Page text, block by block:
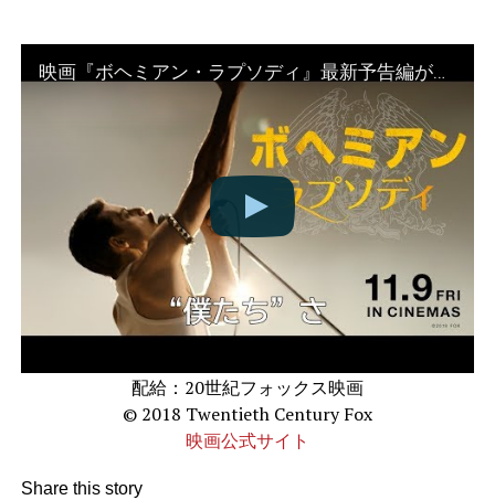
映画『ボヘミアン・ラプソディ』最新予告編が世界同時解禁！
映画『ボヘミアン・ラプソディ』
配給：20世紀フォックス映画
© 2018 Twentieth Century Fox
映画公式サイト
Share this story